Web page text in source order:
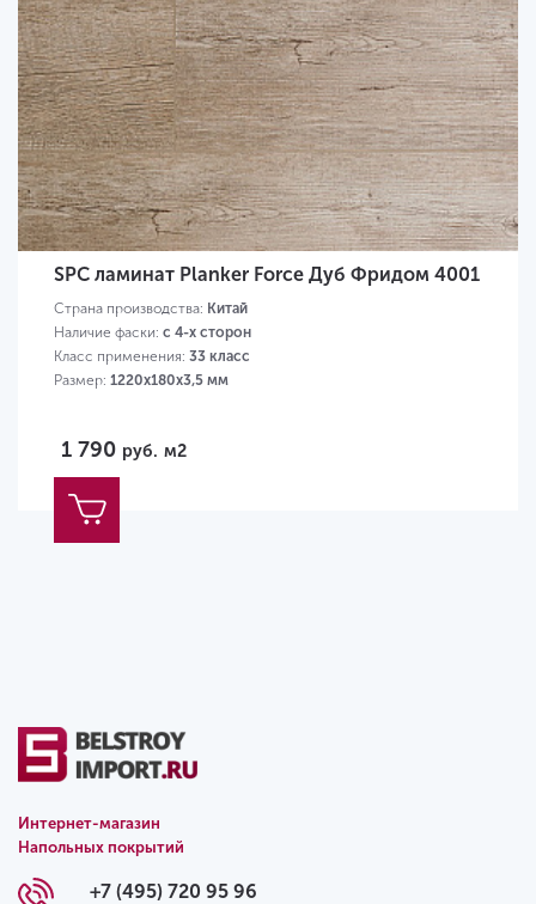
SPC ламинат Planker Force Дуб Фридом 4001
Страна производства: Китай
Наличие фаски: с 4-х сторон
Класс применения: 33 класс
Размер: 1220х180х3,5 мм
1 790 руб. м2
Интернет-магазин
Напольных покрытий
+7 (495) 720 95 96